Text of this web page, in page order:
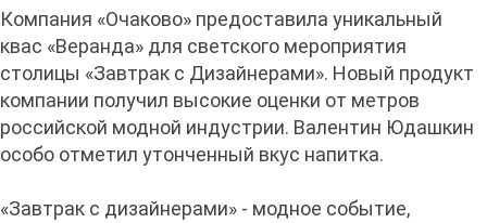
Компания «Очаково» предоставила уникальный
квас «Веранда» для светского мероприятия
столицы «Завтрак с Дизайнерами». Новый продукт
компании получил высокие оценки от метров
российской модной индустрии. Валентин Юдашкин
особо отметил утонченный вкус напитка.
«Завтрак с дизайнерами» - модное событие,